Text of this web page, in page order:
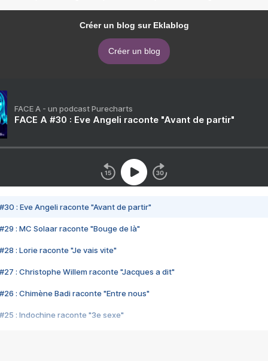
Créer un blog sur Eklablog
Créer un blog
FACE A - un podcast Purecharts
FACE A #30 : Eve Angeli raconte "Avant de partir"
#30 : Eve Angeli raconte "Avant de partir"
#29 : MC Solaar raconte "Bouge de là"
#28 : Lorie raconte "Je vais vite"
#27 : Christophe Willem raconte "Jacques a dit"
#26 : Chimène Badi raconte "Entre nous"
#25 : Indochine raconte "3e sexe"